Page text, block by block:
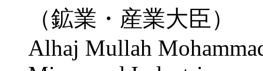
（鉱業・産業大臣）
Alhaj Mullah